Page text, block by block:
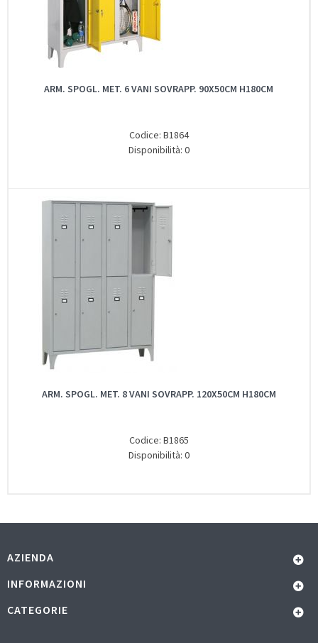
ARM. SPOGL. MET. 6 VANI SOVRAPP. 90X50CM H180CM
Codice: B1864
Disponibilità: 0
ARM. SPOGL. MET. 8 VANI SOVRAPP. 120X50CM H180CM
Codice: B1865
Disponibilità: 0
AZIENDA
INFORMAZIONI
CATEGORIE